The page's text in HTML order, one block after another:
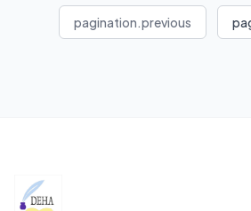
pagination.previous